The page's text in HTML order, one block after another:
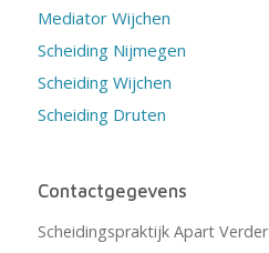
Mediator Wijchen
Scheiding Nijmegen
Scheiding Wijchen
Scheiding Druten
Contactgegevens
Scheidingspraktijk Apart Verder